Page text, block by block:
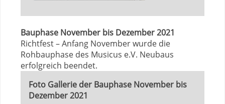
Bauphase November bis Dezember 2021
Richtfest – Anfang November wurde die
Rohbauphase des Musicus e.V. Neubaus
erfolgreich beendet.
Foto Gallerie der Bauphase November bis
Dezember 2021